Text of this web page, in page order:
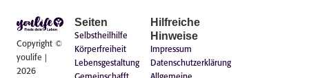
Copyright ©
youlife |
2026
Seiten
Selbstheilhilfe
Körperfreiheit
Lebensgestaltung
Hilfreiche
Hinweise
Impressum
Datenschutzerklärung